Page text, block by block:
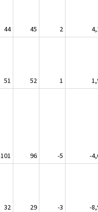
44 45 2
51 52 1
101 96 -5
-
32 29 -3
-